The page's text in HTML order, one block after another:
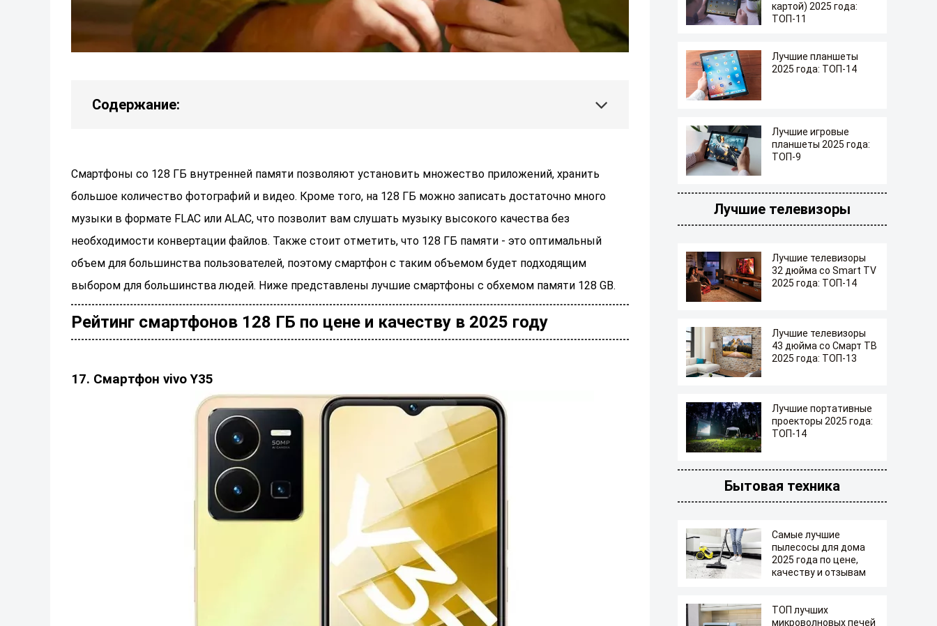
Содержание:
Смартфоны со 128 ГБ внутренней памяти позволяют установить множество приложений, хранить
большое количество фотографий и видео. Кроме того, на 128 ГБ можно записать достаточно много
музыки в формате FLAC или ALAC, что позволит вам слушать музыку высокого качества без
необходимости конвертации файлов. Также стоит отметить, что 128 ГБ памяти - это оптимальный
объем для большинства пользователей, поэтому смартфон с таким объемом будет подходящим
выбором для большинства людей. Ниже представлены лучшие смартфоны с обхемом памяти 128 GB.
Рейтинг смартфонов 128 ГБ по цене и качеству в 2025 году
17. Смартфон vivo Y35
картой) 2025 года:
ТОП-11
Лучшие планшеты
2025 года: ТОП-14
Лучшие игровые
планшеты 2025 года:
ТОП-9
Лучшие телевизоры
Лучшие телевизоры
32 дюйма со Smart TV
2025 года: ТОП-14
Лучшие телевизоры
43 дюйма со Смарт ТВ
2025 года: ТОП-13
Лучшие портативные
проекторы 2025 года:
ТОП-14
Бытовая техника
Самые лучшие
пылесосы для дома
2025 года по цене,
качеству и отзывам
ТОП лучших
микроволновых печей